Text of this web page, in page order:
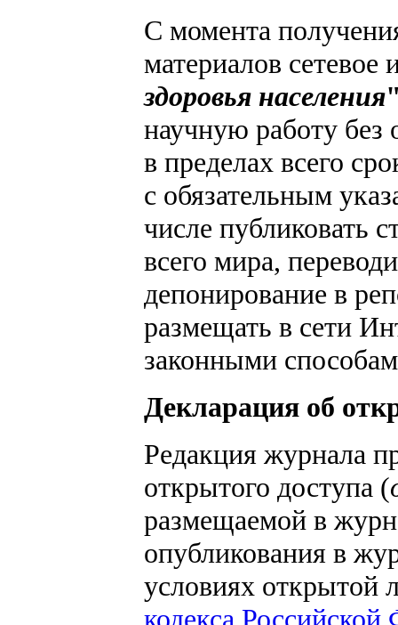
С момента
материалов сетевое
здоровья населения
научную работу
в пределах всего
с обязательным
числе публиковать
всего мира,
депонирование в
размещать в сети
законными
Декларация об
Редакция журнала
открытого доступа (
размещаемой в
опубликования в
условиях открытой